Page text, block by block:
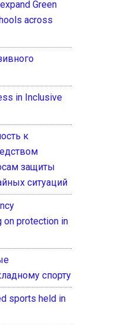
Green
across
in Inclusive
к
защиты
ситуаций
on protection in
спорту
sports held in